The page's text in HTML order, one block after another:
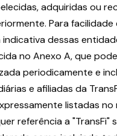
adquiridas ou
Para facilidade
indicativa dessas
no Anexo A, que
periodicamente e
e afiliadas da
listadas no
referência a "TransFi"